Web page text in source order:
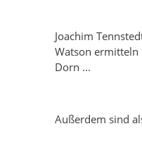
Joachim
Watson ermitteln
Dorn ...
Außerdem sind